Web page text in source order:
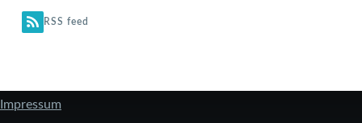
RSS feed
FUSSZEILE
Impressum